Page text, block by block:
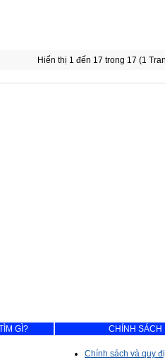
Hiển thị 1 đến 17 trong 17 (1
GÌ? CHÍNH SÁCH
Chính sách và quy